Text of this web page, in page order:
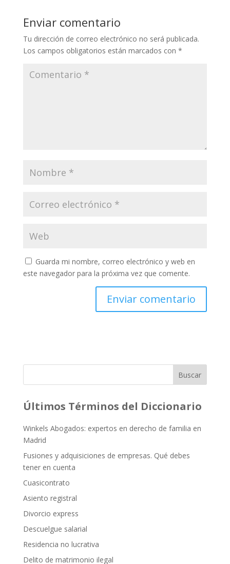
Enviar comentario
Tu dirección de correo electrónico no será publicada.
Los campos obligatorios están marcados con *
Guarda mi nombre, correo electrónico y web en
este navegador para la próxima vez que comente.
Buscar
Últimos Términos del Diccionario
Winkels Abogados: expertos en derecho de familia en
Madrid
Fusiones y adquisiciones de empresas. Qué debes
tener en cuenta
Cuasicontrato
Asiento registral
Divorcio express
Descuelgue salarial
Residencia no lucrativa
Delito de matrimonio ilegal